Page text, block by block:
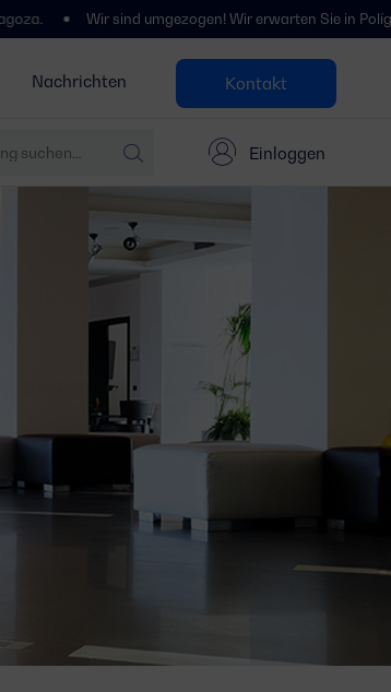
Nachrichten Kontakt
Einloggen
Wir sind umgezogen! Wir erwarten Sie in Polígono